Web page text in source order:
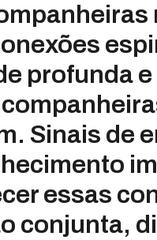
profunda
Sinais de
essas
conjunta,